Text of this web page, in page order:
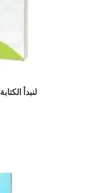
അറബി എഴുതാന്‍ പഠിക്കാം لنبدأ الكتابة